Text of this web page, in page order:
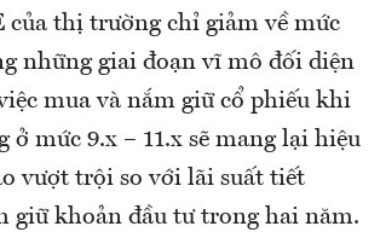
thị trường chỉ giảm về mức
những giai đoạn vĩ mô đối diện
mua và nắm giữ cổ phiếu khi
ở mức 9.x – 11.x sẽ mang lại hiệu
vượt trội so với lãi suất tiết
giữ khoản đầu tư trong hai năm.